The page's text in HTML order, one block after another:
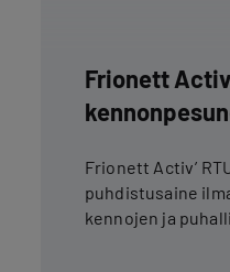
Frionett
Frionett Activ’
puhdistusaine
kennojen ja